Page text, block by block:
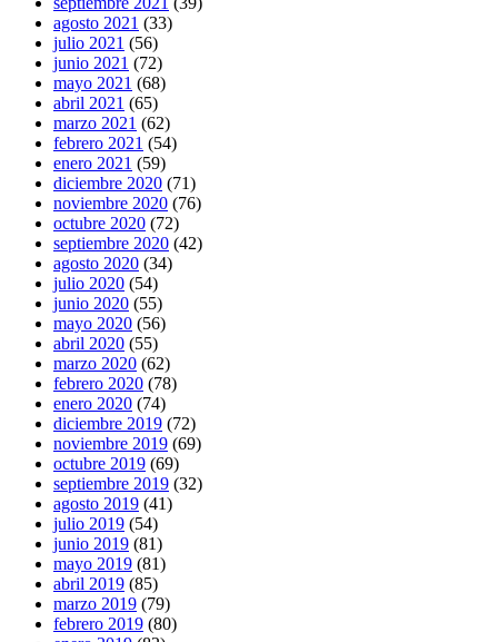
agosto 2021 (33)
julio 2021 (56)
junio 2021 (72)
mayo 2021 (68)
abril 2021 (65)
marzo 2021 (62)
febrero 2021 (54)
enero 2021 (59)
diciembre 2020 (71)
noviembre 2020 (76)
octubre 2020 (72)
septiembre 2020 (42)
agosto 2020 (34)
julio 2020 (54)
junio 2020 (55)
mayo 2020 (56)
abril 2020 (55)
marzo 2020 (62)
febrero 2020 (78)
enero 2020 (74)
diciembre 2019 (72)
noviembre 2019 (69)
octubre 2019 (69)
septiembre 2019 (32)
agosto 2019 (41)
julio 2019 (54)
junio 2019 (81)
mayo 2019 (81)
abril 2019 (85)
marzo 2019 (79)
febrero 2019 (80)